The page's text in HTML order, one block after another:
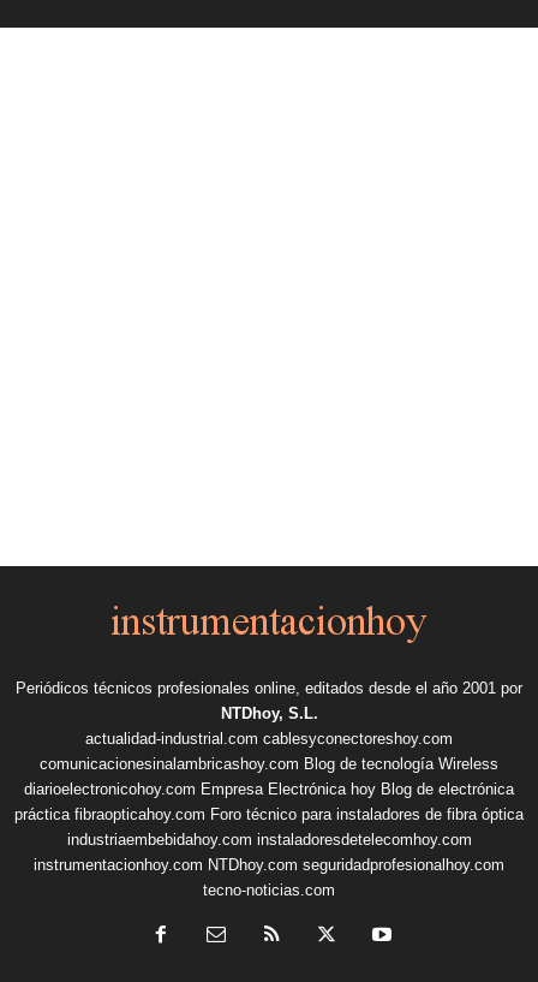
Periódicos técnicos profesionales online, editados desde el año 2001 por
NTDhoy, S.L.
actualidad-industrial.com cablesyconectoreshoy.com
comunicacionesinalambricashoy.com Blog de tecnología Wireless
diarioelectronicohoy.com Empresa Electrónica hoy Blog de electrónica
práctica fibraopticahoy.com Foro técnico para instaladores de fibra óptica
industriaembebidahoy.com instaladoresdetelecomhoy.com
instrumentacionhoy.com NTDhoy.com seguridadprofesionalhoy.com
tecno-noticias.com